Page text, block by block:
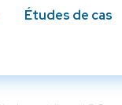
Études de cas​